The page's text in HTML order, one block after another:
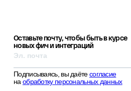
Оставьте почту, чтобы быть в курсе
новых фич и интеграций
Подписываясь, вы даётесогласие
наобработку персональных данных